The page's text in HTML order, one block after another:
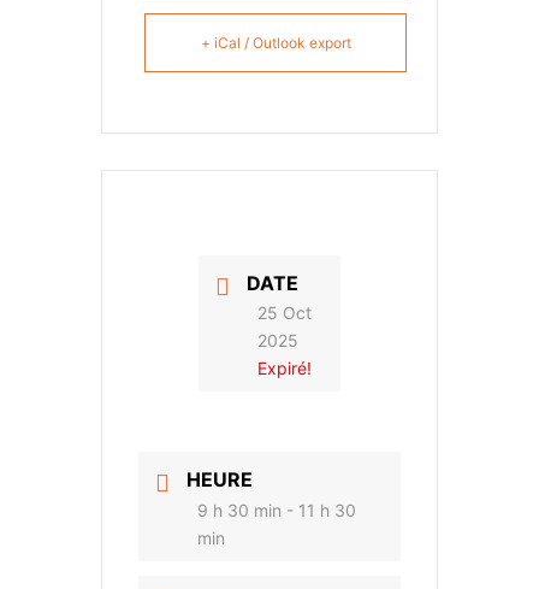
+ iCal / Outlook export
DATE
25 Oct
2025
Expiré!
HEURE
9 h 30 min - 11 h 30
min